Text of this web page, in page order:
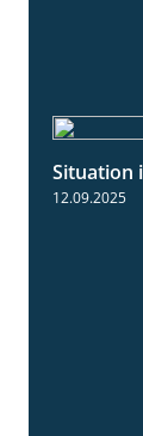
Situation
12.09.2025